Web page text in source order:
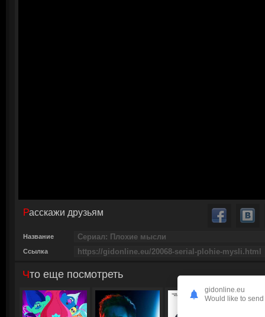
Расскажи друзьям
Название
Ссылка
Что еще посмотреть
gidonline.eu
Would like to